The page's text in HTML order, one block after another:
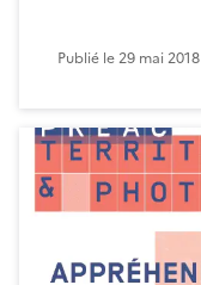
Publié le29 mai 2018